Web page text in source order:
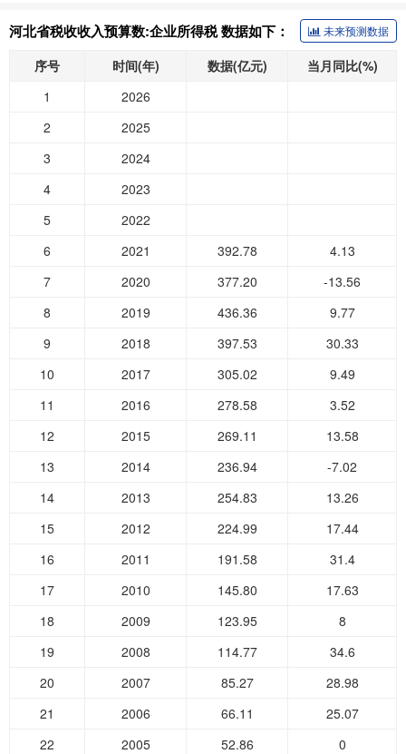
河北省税收收入预算数:企业所得税 数据如下： 未来预测数据
序号 时间(年) 数据(亿元)
当月同比(%)
1
2026
2
2025
3
2024
4
2023
5
2022
6
2021 392.78
4.13
7
2020 377.20
-13.56
8
2019 436.36
9.77
9
2018 397.53
30.33
10
2017 305.02
9.49
11
2016 278.58
3.52
12
2015 269.11
13.58
13
2014 236.94
-7.02
14
2013 254.83
13.26
15
2012 224.99
17.44
16
2011 191.58
31.4
17
2010 145.80
17.63
18
2009 123.95
8
19
2008 114.77
34.6
20
2007 85.27
28.98
21
2006 66.11
25.07
22
2005 52.86
0